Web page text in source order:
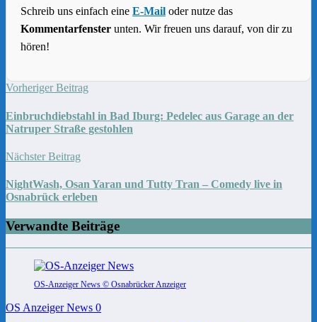
Schreib uns einfach eine E-Mail oder nutze das
Kommentarfenster unten. Wir freuen uns darauf, von dir zu
hören!
Vorheriger Beitrag
Einbruchdiebstahl in Bad Iburg: Pedelec aus Garage an der
Natruper Straße gestohlen
Nächster Beitrag
NightWash, Osan Yaran und Tutty Tran – Comedy live in
Osnabrück erleben
Verwandte Beiträge
OS-Anzeiger News © Osnabrücker Anzeiger
OS Anzeiger News 0